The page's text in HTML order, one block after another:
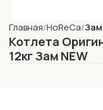
Главная HoReCa
Котлета
12кг Зам NEW